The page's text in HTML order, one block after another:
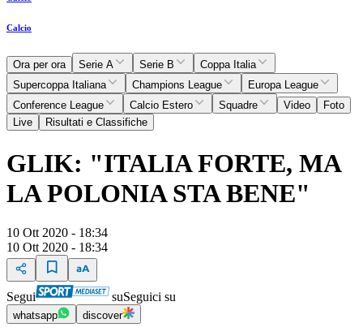
Calcio
Ora per ora Serie A Serie B
Coppa Italia
Supercoppa Italiana
Champions League
Europa League
Conference League
Calcio Estero Squadre Video
Foto
Live
Risultati e Classifiche
GLIK: "ITALIA FORTE, MA
LA POLONIA STA BENE"
10 Ott 2020 - 18:34
10 Ott 2020 - 18:34
Segui suSeguici su
whatsapp discover